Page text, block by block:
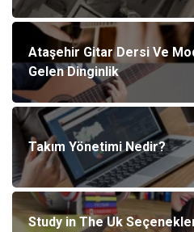
Ataşehir Gitar Dersi Ve
Gelen Dinginlik
Takım Yönetimi Nedir?
Study in The Uk